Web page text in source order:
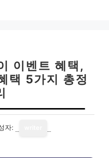
이벤트 혜택,
택 5가지 총정
자: